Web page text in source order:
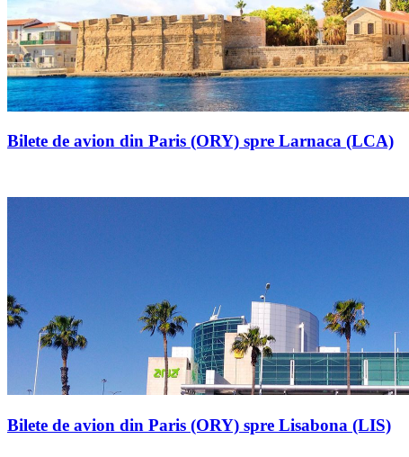
Bilete de avion din Paris (ORY) spre Larnaca (LCA)
Bilete de avion din Paris (ORY) spre Lisabona (LIS)